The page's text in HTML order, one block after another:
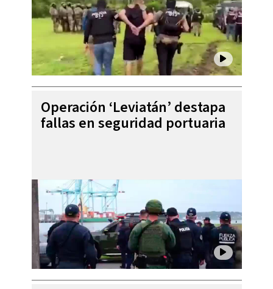
Operación ‘Leviatán’ destapa
fallas en seguridad portuaria